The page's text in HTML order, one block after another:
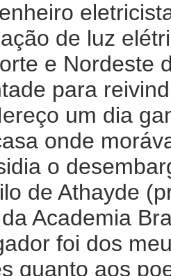
de luz
e Nordeste
para
um dia
onde
o
de Athayde
Academia
foi dos
quanto aos